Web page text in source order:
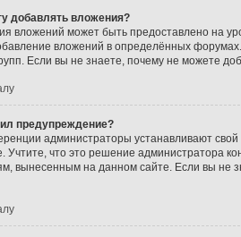
добавлять вложения?
вложений может быть предоставлено на
вложений в определённых
Если вы не знаете, почему не можете
предупреждение?
администраторы устанавливают
Учтите, что это решение администратора
вынесенным на данном сайте. Если вы не